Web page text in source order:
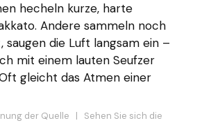
hecheln kurze, harte
Andere sammeln noch
saugen die Luft langsam ein –
mit einem lauten Seufzer
gleicht das Atmen einer
der Quelle | Sehen Sie sich die